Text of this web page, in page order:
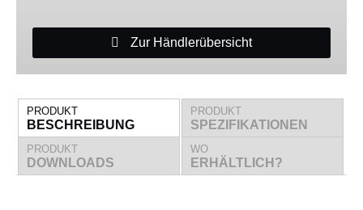
Zur Händlerübersicht
PRODUKT
BESCHREIBUNG
PRODUKT
SPEZIFIKATIONEN
PRODUKT
DOWNLOADS
WO
ERHÄLTLICH?